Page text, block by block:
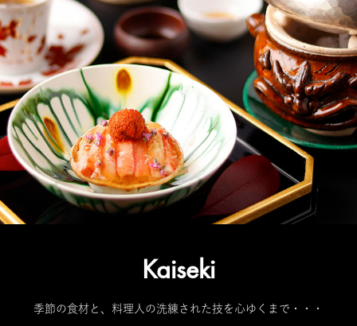
Kaiseki
季節の食材と、料理人の洗練された技を心ゆくまで・・・